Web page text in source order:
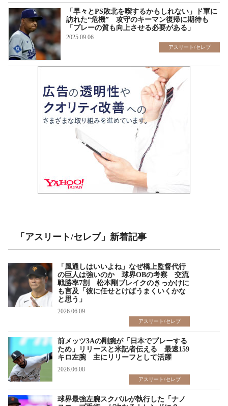
「早々とPS敗北を喫するかもしれない」ド軍に
訪れた“危機” 攻守のキーマン復帰に期待も
「プレーの質も向上させる必要がある」
2025.09.06
アスリート/セレブ
「アスリート/セレブ」新着記事
「風通しはいいよね」なぜ橋上監督代行
の巨人は強いのか 球界OBの考察 交流
戦勝率7割 松本剛ブレイクのきっかけに
も言及「彼に任せとけばうまくいくかな
と思う」
2026.06.09
アスリート/セレブ
前メッツ3Aの剛腕が「日本でプレーする
ため」リリースと米記者伝える 最速159
キロ左腕 主にリリーフとして活躍
2026.06.08
アスリート/セレブ
球界最強左腕スクバルが執行した「ナノ